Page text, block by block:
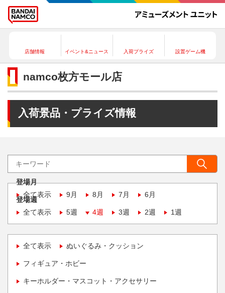
店舗情報 イベント&ニュース 入荷プライズ 設置ゲーム機
namco枚方モール店
入荷景品・プライズ情報
登場月
全て表示
9月 8月 7月 6月
登場週
全て表示
5週 4週 3週 2週 1週
全て表示 ぬいぐるみ・クッション
フィギュア・ホビー
キーホルダー・マスコット・アクセサリー